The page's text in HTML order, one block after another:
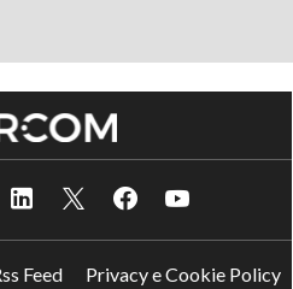
Feed
Privacy e Cookie Policy